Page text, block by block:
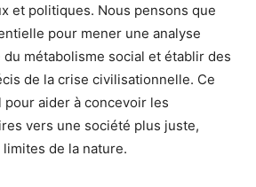
et politiques. Nous pensons que
pour mener une analyse
métabolisme social et établir des
de la crise civilisationnelle. Ce
aider à concevoir les
vers une société plus juste,
de la nature.